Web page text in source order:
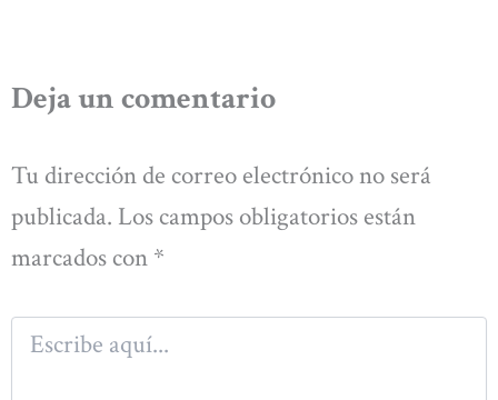
Deja un comentario
Tu dirección de correo electrónico no será
publicada. Los campos obligatorios están
marcados con *
Escribe
aquí...